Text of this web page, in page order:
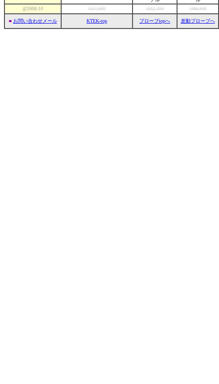
@2008-10
\312,900 \532,350 \396,900
■ お問い合わせメール KTEK-top プローブtopへ 差動プローブへ